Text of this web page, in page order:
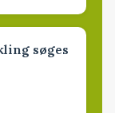
søges